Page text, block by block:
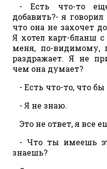
- Есть что-то
добавить?- я
что она не захочет
Я хотел карт-бланш
меня, по-видимому,
раздражает. Я не
чем она думает?
- Есть что-то, что
- Я не знаю.
Это не ответ, я все
- Что ты имеешь
знаешь?